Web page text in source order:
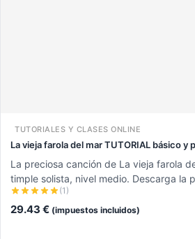
TUTORIALES Y CLASES ONLINE
La vieja farola del mar TUTORIAL básico y
La preciosa canción de La vieja farola
timple solista, nivel medio. Descarga la
(1)
29.43 € (impuestos incluidos)